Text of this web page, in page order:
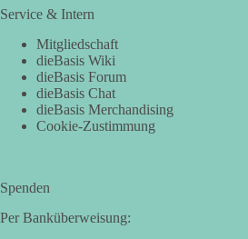
Wer den schwarzen Balken kontrolliert,
Geschichte.
🟩🟩🟦🟦🟥🟥🟧🟧
📩 Sende dieses Meme an deine Freunde
#geschwärzt #RKI #kontrolle
Service & Intern
Mitgliedschaft
dieBasis Wiki
dieBasis Forum
dieBasis Chat
dieBasis Merchandising
Cookie-Zustimmung
Spenden
Per Banküberweisung: